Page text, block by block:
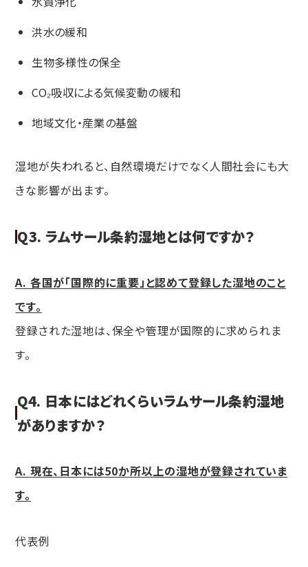
洪水の緩和
生物多様性の保全
CO₂吸収による気候変動の緩和
地域文化・産業の基盤
湿地が失われると、自然環境だけでなく人間社会にも大
きな影響が出ます。
Q3. ラムサール条約湿地とは何ですか？
A. 各国が「国際的に重要」と認めて登録した湿地のこと
です。
登録された湿地は、保全や管理が国際的に求められま
す。
Q4. 日本にはどれくらいラムサール条約湿地
がありますか？
A. 現在、日本には50か所以上の湿地が登録されていま
す。
代表例